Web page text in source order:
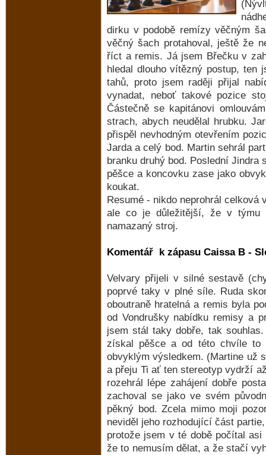
dirku v podobě remízy věčným
věčný šach protahoval, ještě že
říct a remis. Já jsem Břečku v
hledal dlouho vítězný postup, ten
tahů, proto jsem raději přijal
vynadat, neboť takové pozice
Částečně se kapitánovi
strach, abych neudělal hrubku.
přispěl nevhodným otevřením
Jarda a celý bod. Martin sehrál
branku druhý bod. Poslední Jindra
pěšce a koncovku zase jako
koukat.
Resumé - nikdo neprohrál celková
ale co je důležitější, že v týmu
namazaný stroj.
Komentář k zápasu Caissa B -
Velvary přijeli v silné sestavě
poprvé taky v plné síle. Ruda
oboutraně hratelná a remis byla
od Vondrušky nabídku remisy a
jsem stál taky dobře, tak
získal pěšce a od této chvíle to
obvyklým výsledkem. (Martine už
a přeju Ti ať ten stereotyp vydrží
rozehrál lépe zahájení dobře
zachoval se jako ve svém
pěkný bod. Zcela mimo moji
neviděl jeho rozhodující část partie,
protože jsem v té době počítal
že to nemusím dělat, a že stačí